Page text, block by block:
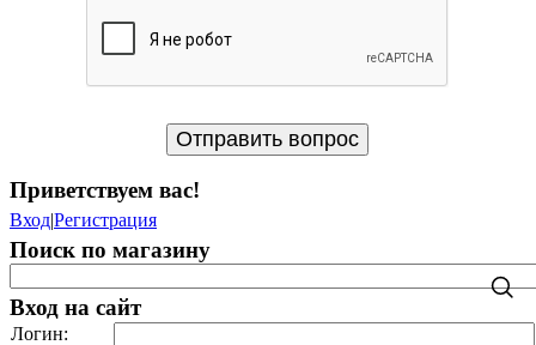
Приветствуем вас!
Вход|Регистрация
Поиск по магазину
Вход на сайт
Логин: